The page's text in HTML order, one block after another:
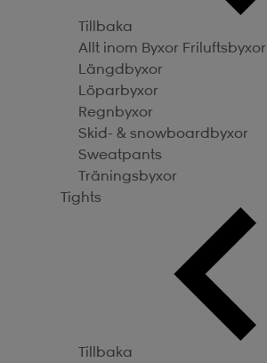
Tillbaka
Allt inom Byxor Friluftsbyxor
Längdbyxor
Löparbyxor
Regnbyxor
Skid- & snowboardbyxor
Sweatpants
Träningsbyxor
Tights
Tillbaka